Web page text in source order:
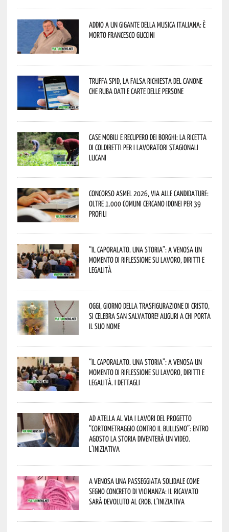
Addio a un gigante della musica italiana: è
morto Francesco Guccini
Truffa Spid, la falsa richiesta del canone
che ruba dati e carte delle persone
Case mobili e recupero dei borghi: la ricetta
di Coldiretti per i lavoratori stagionali
lucani
Concorso Asmel 2026, via alle candidature:
oltre 1.000 Comuni cercano idonei per 39
profili
“Il caporalato. Una storia”: a Venosa un
momento di riflessione su lavoro, diritti e
legalità
Oggi, giorno della Trasfigurazione di Cristo,
si celebra San Salvatore! Auguri a chi porta
il suo nome
“Il caporalato. Una storia”: a Venosa un
momento di riflessione su lavoro, diritti e
legalità. I dettagli
Ad Atella al via i lavori del progetto
“Cortometraggio contro il bullismo”: entro
agosto la storia diventerà un video.
L’iniziativa
A Venosa una passeggiata solidale come
segno concreto di vicinanza: il ricavato
sarà devoluto al CROB. L’iniziativa